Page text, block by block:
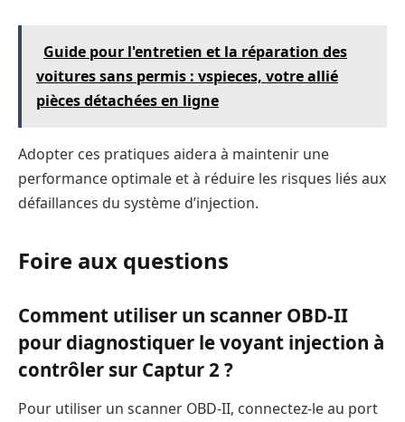
Guide pour l'entretien et la réparation des
voitures sans permis : vspieces, votre allié
pièces détachées en ligne
Adopter ces pratiques aidera à maintenir une
performance optimale et à réduire les risques liés aux
défaillances du système d’injection.
Foire aux questions
Comment utiliser un scanner OBD-II
pour diagnostiquer le voyant injection à
contrôler sur Captur 2 ?
Pour utiliser un scanner OBD-II, connectez-le au port